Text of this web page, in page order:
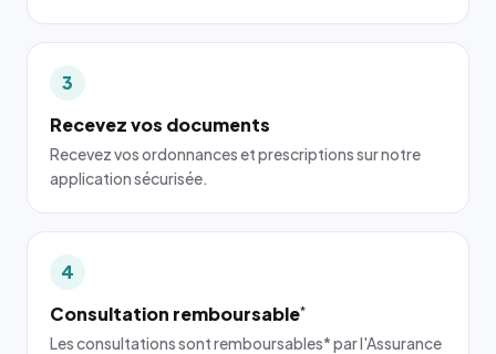
3
Recevez vos documents
Recevez vos ordonnances et prescriptions sur notre
application sécurisée.
4
Consultation remboursable*
Les consultations sont remboursables* par l'Assurance